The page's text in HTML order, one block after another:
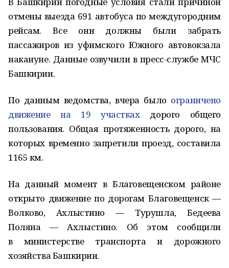
отмены выезда 691 автобуса по междугородним
рейсам. Все они должны были забрать
пассажиров из уфимского Южного автовокзала
накануне. Данные озвучили в пресс-службе МЧС
Башкирии.
По данным ведомства, вчера было ограничено
движение на 19 участкахдорого общего
пользования. Общая протяженность дорого, на
которых временно запретили проезд, составила
1165 км.
На данный момент в Благовещенском районе
открыто движение по дорогам Благовещенск —
Волково, Ахлыстино — Турушла, Бедеева
Поляна — Ахлыстино. Об этом сообщили
в министерстве транспорта и дорожного
хозяйства Башкирии.